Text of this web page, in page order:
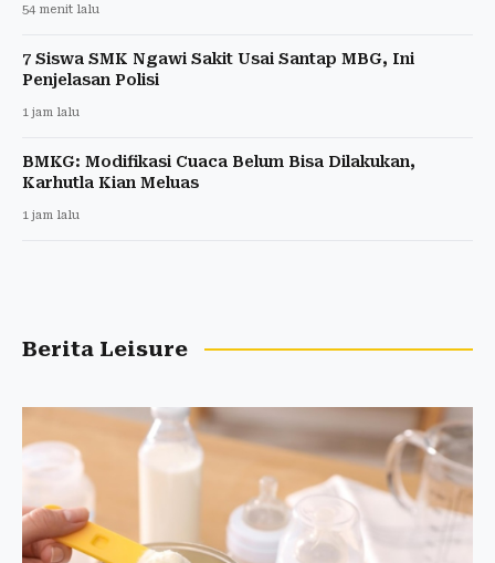
54 menit lalu
7 Siswa SMK Ngawi Sakit Usai Santap MBG, Ini
Penjelasan Polisi
1 jam lalu
BMKG: Modifikasi Cuaca Belum Bisa Dilakukan,
Karhutla Kian Meluas
1 jam lalu
Berita Leisure